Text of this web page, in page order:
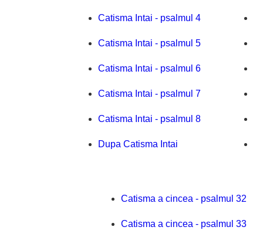
Catisma Intai - psalmul 4
Catisma Intai - psalmul 5
Catisma Intai - psalmul 6
Catisma Intai - psalmul 7
Catisma Intai - psalmul 8
Dupa Catisma Intai
Catisma a cincea - psalmul 32
Catisma a cincea - psalmul 33